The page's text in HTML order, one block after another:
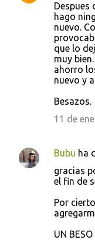
Despues
hago
nuevo.
que lo
muy
ahorro
nuevo y
Besazos.
11 de
Bubu ha
gracias
el fin de
Por
UN